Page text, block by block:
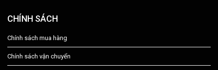
CHÍNH SÁCH
Chính sách mua hàng
Chính sách vận chuyển